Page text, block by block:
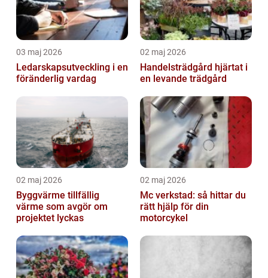
03 maj 2026
Ledarskapsutveckling i en
föränderlig vardag
02 maj 2026
Handelsträdgård hjärtat i
en levande trädgård
02 maj 2026
Byggvärme tillfällig
värme som avgör om
projektet lyckas
02 maj 2026
Mc verkstad: så hittar du
rätt hjälp för din
motorcykel